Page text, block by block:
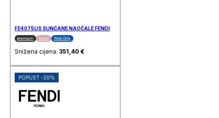
FE4075US SUNČANE NAOČALE FENDI
premium trend Web Only
Snižena cijena: 351,40 €
POPUST -20%